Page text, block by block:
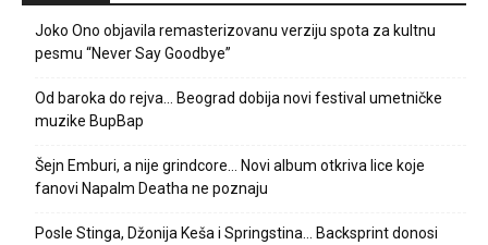
Joko Ono objavila remasterizovanu verziju spota za kultnu
pesmu “Never Say Goodbye”
Od baroka do rejva… Beograd dobija novi festival umetničke
muzike BupBap
Šejn Emburi, a nije grindcore… Novi album otkriva lice koje
fanovi Napalm Deatha ne poznaju
Posle Stinga, Džonija Keša i Springstina… Backsprint donosi